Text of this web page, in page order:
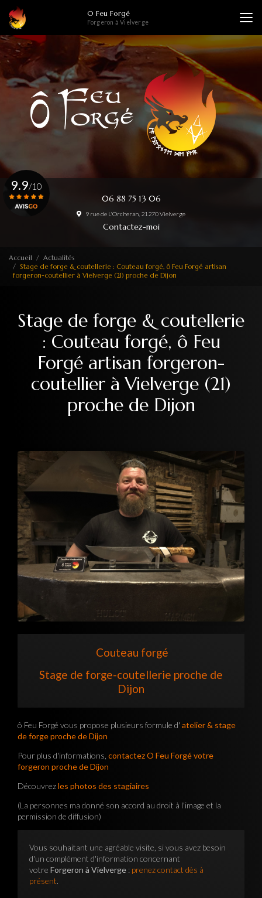
contenu
principal
O Feu Forgé
Forgeron à Vielverge
06 88 75 13 06
9 rue de L'Orcheran, 21270 Vielverge
Contactez-moi
9.9/10
Accueil
Actualités
Stage de forge & coutellerie : Couteau forgé, ô Feu Forgé artisan
forgeron-coutellier à Vielverge (21) proche de Dijon
Stage de forge & coutellerie
: Couteau forgé, ô Feu
Forgé artisan forgeron-
coutellier à Vielverge (21)
proche de Dijon
Couteau forgé
Stage de forge-coutellerie proche de
Dijon
ô Feu Forgé vous propose plusieurs formule d' atelier & stage
de forge proche de Dijon
Pour plus d'informations, contactez O Feu Forgé votre
forgeron proche de Dijon
Découvrezles photos des stagiaires
(La personnes ma donné son accord au droit à l'image et la
permission de diffusion)
Vous souhaitant une agréable visite, si vous avez besoin
d'un complément d'information concernant
votre Forgeron à Vielverge : prenez contact dès à
présent.